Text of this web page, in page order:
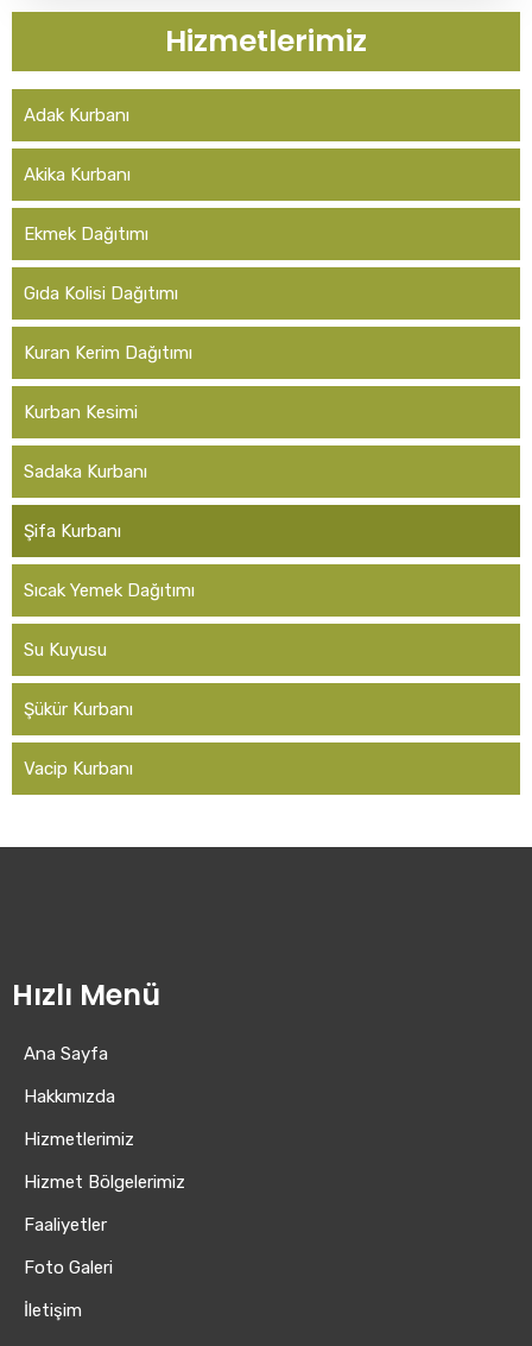
Hizmetlerimiz
Adak Kurbanı
Akika Kurbanı
Ekmek Dağıtımı
Gıda Kolisi Dağıtımı
Kuran Kerim Dağıtımı
Kurban Kesimi
Sadaka Kurbanı
Şifa Kurbanı
Sıcak Yemek Dağıtımı
Su Kuyusu
Şükür Kurbanı
Vacip Kurbanı
Hızlı Menü
Ana Sayfa
Hakkımızda
Hizmetlerimiz
Hizmet Bölgelerimiz
Faaliyetler
Foto Galeri
İletişim